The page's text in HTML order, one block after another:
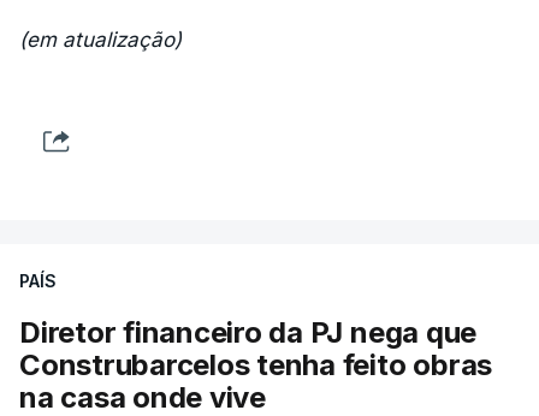
(em atualização)
PAÍS
Diretor financeiro da PJ nega que
Construbarcelos tenha feito obras
na casa onde vive